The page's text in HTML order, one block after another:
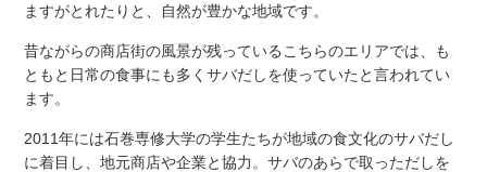
ますがとれたりと、自然が豊かな地域です。
昔ながらの商店街の風景が残っているこちらのエリアでは、も
ともと日常の食事にも多くサバだしを使っていたと言われてい
ます。
2011年には石巻専修大学の学生たちが地域の食文化のサバだし
に着目し、地元商店や企業と協力。サバのあらで取っただしを